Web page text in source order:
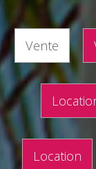
Vente
Location